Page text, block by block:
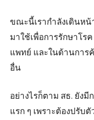
ขณะนี้เรากำลังเดินห
มาใช้เพื่อการรักษาโร
แพทย์ และในด้านการ
อื่น
อย่างไรก็ตาม สธ. ยังมี
แรก ๆ เพราะต้องปรั